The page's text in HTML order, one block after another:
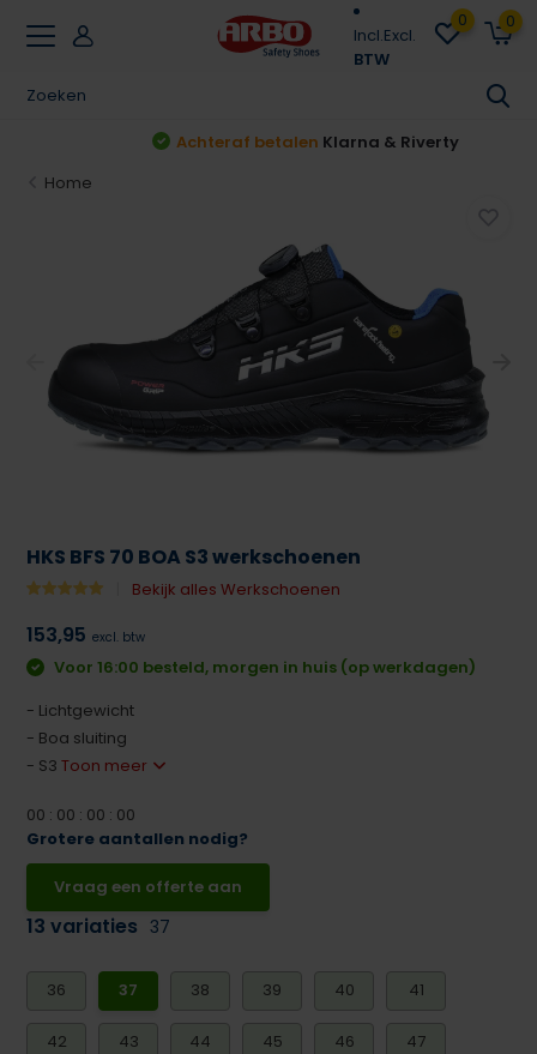
Incl.Excl.
BTW
0 0
Achteraf betalenKlarna & Riverty
Home
HKS BFS 70 BOA S3 werkschoenen
Bekijk alles Werkschoenen
153,95 excl. btw
Voor 16:00 besteld, morgen in huis (op werkdagen)
- Lichtgewicht
- Boa sluiting
- S3Toon meer
00 : 00 : 00 : 00
Grotere aantallen nodig?
Vraag een offerte aan
13 variaties 37
36 37 38 39 40 41
42 43 44 45 46 47